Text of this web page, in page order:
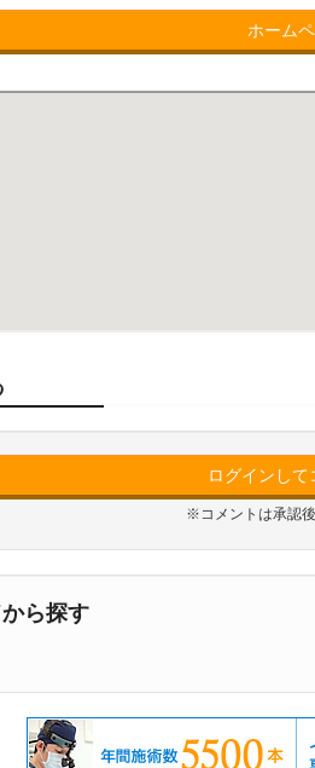
ホーム
ログインして
※コメントは承認後
ら探す